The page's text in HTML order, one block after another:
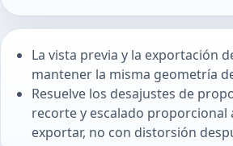
La vista previa y la exportación
mantener la misma geometría
Resuelve los desajustes de
recorte y escalado proporcional
exportar, no con distorsión